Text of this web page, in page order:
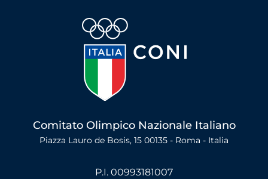
Comitato Olimpico Nazionale Italiano
Piazza Lauro de Bosis, 15 00135 - Roma - Italia
P.I. 00993181007